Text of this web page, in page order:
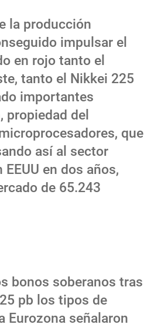
la producción
impulsar el
en rojo tanto el
tanto el Nikkei 225
importantes
propiedad del
que
así al sector
en dos años,
de 65.243
bonos soberanos tras
pb los tipos de
Eurozona señalaron